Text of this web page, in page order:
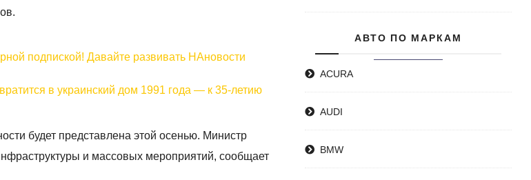
подпиской! Давайте развивать НАновости
в украинский дом 1991 года — к 35-летию
будет представлена этой осенью. Министр
и массовых мероприятий, сообщает
АВТО ПО МАРКАМ
ACURA
AUDI
BMW